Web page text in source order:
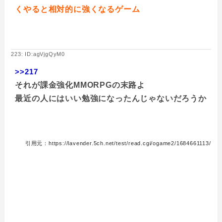
くやると相対的に強くなるゲーム
223: ID:agVjgQyM0
>>217
それが課金強化MMORPGの末路よ
最近の人にはいい勉強になったんじゃないだろうか
引用元：https://lavender.5ch.net/test/read.cgi/ogame2/1684661113/